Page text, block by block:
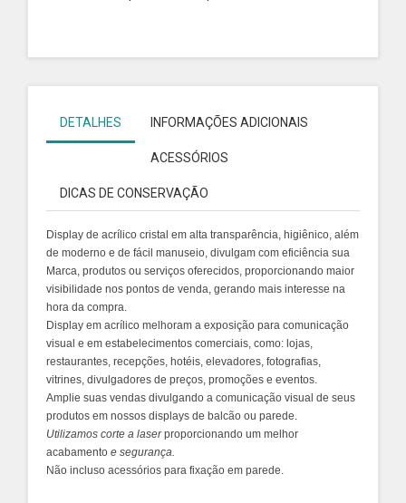
DETALHES INFORMAÇÕES ADICIONAIS
ACESSÓRIOS
DICAS DE CONSERVAÇÃO
Display de acrílico cristal em alta transparência, higiênico, além
de moderno e de fácil manuseio, divulgam com eficiência sua
Marca, produtos ou serviços oferecidos, proporcionando maior
visibilidade nos pontos de venda, gerando mais interesse na
hora da compra.
Display em acrílico melhoram a exposição para comunicação
visual e em estabelecimentos comerciais, como: lojas,
restaurantes, recepções, hotéis, elevadores, fotografias,
vitrines, divulgadores de preços, promoções e eventos.
Amplie suas vendas divulgando a comunicação visual de seus
produtos em nossos displays de balcão ou parede.
Utilizamos corte a laserproporcionando um melhor
acabamento e segurança.
Não incluso acessórios para fixação em parede.